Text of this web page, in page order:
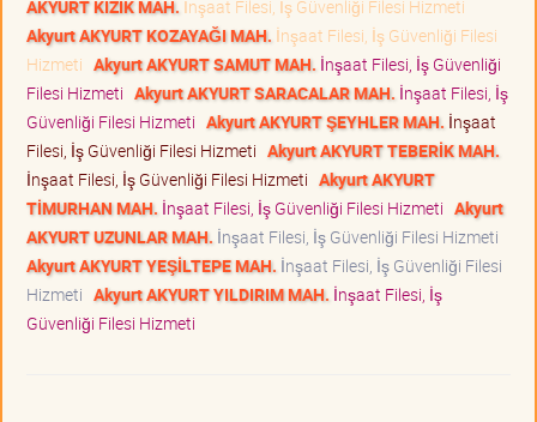
AKYURT KIZIK MAH. İnşaat Filesi, İş Güvenliği Filesi Hizmeti
Akyurt AKYURT KOZAYAĞI MAH. İnşaat Filesi, İş Güvenliği Filesi
Hizmeti Akyurt AKYURT SAMUT MAH. İnşaat Filesi, İş Güvenliği
Filesi Hizmeti Akyurt AKYURT SARACALAR MAH. İnşaat Filesi, İş
Güvenliği Filesi Hizmeti Akyurt AKYURT ŞEYHLER MAH. İnşaat
Filesi, İş Güvenliği Filesi Hizmeti Akyurt AKYURT TEBERİK MAH.
İnşaat Filesi, İş Güvenliği Filesi Hizmeti Akyurt AKYURT
TİMURHAN MAH. İnşaat Filesi, İş Güvenliği Filesi Hizmeti Akyurt
AKYURT UZUNLAR MAH. İnşaat Filesi, İş Güvenliği Filesi Hizmeti
Akyurt AKYURT YEŞİLTEPE MAH. İnşaat Filesi, İş Güvenliği Filesi
Hizmeti Akyurt AKYURT YILDIRIM MAH. İnşaat Filesi, İş
Güvenliği Filesi Hizmeti